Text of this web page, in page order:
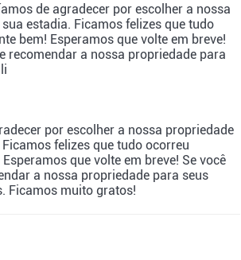
de agradecer por escolher a nossa
estadia. Ficamos felizes que tudo
bem! Esperamos que volte em breve!
recomendar a nossa propriedade para
por escolher a nossa propriedade
felizes que tudo ocorreu
que volte em breve! Se você
a nossa propriedade para seus
Ficamos muito gratos!